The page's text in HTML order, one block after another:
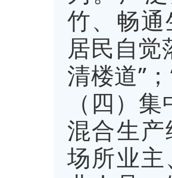
竹、畅
居民自觉
清楼道”
（四）
混合生
场所业